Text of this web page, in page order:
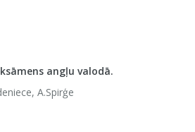
angļu valodā.
A.Spirģe